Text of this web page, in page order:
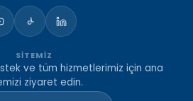
SITEMIZ
ve tüm hizmetlerimiz için ana
ziyaret edin.